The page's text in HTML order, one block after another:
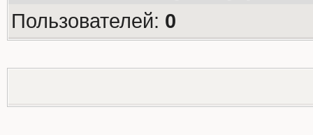
Пользователей: 0